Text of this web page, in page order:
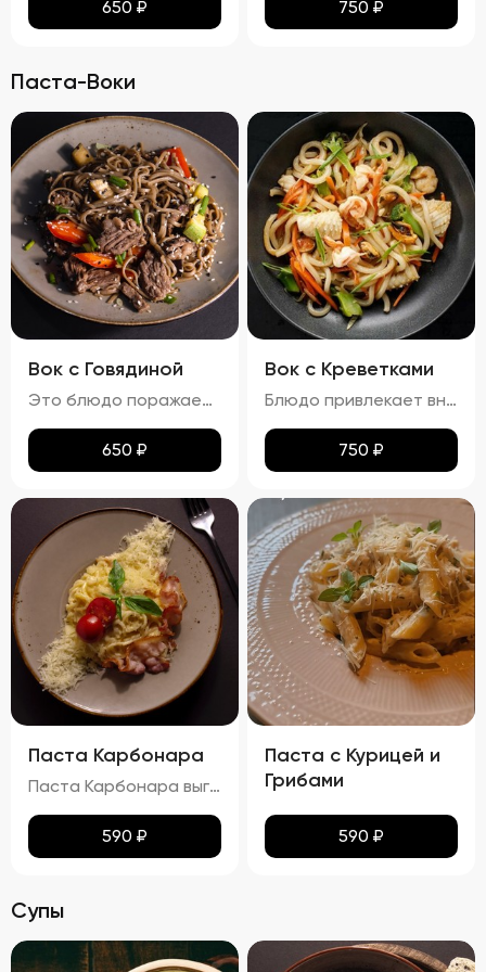
650 ₽ 750 ₽
Паста-Воки
Вок с Говядиной
Это блюдо поражает своими яркими красками и аппетитным видом. Говядина равномерно обжарена до золотистой корочки, а овощи сохраняют свою свежесть и привлекательность. Мягкая, но не переваренная лапша служит идеальной основой для сочетания всех ингредиентов. Кинза и кунжут добавляют завершающий штрих, делая блюдо еще более соблазнительным. Вкус вок с говядиной богат и сбалансирован. Мясо источает насыщенный аромат, болгарский перец привносит сладкие нотки, а устричный и соевый соусы добавляют пикантности. Свежий вкус кинзы подчеркивает гармонию всех компонентов. Аромат блюда завораживает, наполняя пространство нотками чеснока и жареного мяса. Консистенция блюда тоже радует: говядина нежная и сочная, овощи слегка хрустят, а лапша мягкая и эластичная. Цукини сохраняют свою форму и текстуру, добавляя блюду дополнительный объем и разнообразие.
650 ₽
Вок с Креветками
Блюдо привлекает внимание ярким и аппетитным видом, где разноцветные овощи и розовые креветки создают живописную композицию. Лапша мягкая, но сохраняет упругую текстуру, не теряя формы. Айсберг и огурцы добавляют свежести и легкости, украшая блюдо и придавая ему особый шарм. Вкус вок с креветками насыщен морскими нотками, которые гармонично сочетаются с ароматами чеснока и лука. Овощи вносят свои свежие и сладковатые оттенки, а соус добавляет пикантности и завершает вкусовую гамму. Аромат блюда пленяет нотками морепродуктов и жареных овощей, возбуждая аппетит. Консистенция блюда радует разнообразием: креветки нежные и сочные, овощи слегка хрустят, сохраняя свою форму и текстуру, а лапша остается мягкой и эластичной. Цукини и огурец также сохраняют свою структуру, добавляя блюду дополнительные текстуры и объемы.
750 ₽
Паста Карбонара
Паста Карбонара выглядит аппетитно, с глянцевыми макаронами, покрытыми сливочно-яичным соусом. Пармезан и базилик добавляют контраст и завершают внешний вид блюда, делая его еще более привлекательным. Вкус пасты Карбонара насыщен сливочными нотками, с оттенками копчёного вкуса грудинки и лёгкими нюансами чеснока и лука. Запах блюда богат и манящ, с ароматами чеснока, лука и пармезана. Консистенция пасты идеальна: макароны упругие (al dente), а соус густой и обволакивает каждую макаронину. Грудинка хрустящая снаружи и нежная внутри, что добавляет блюду особую текстурную сложность.
590 ₽
Паста с Курицей и
Грибами
590 ₽
Супы